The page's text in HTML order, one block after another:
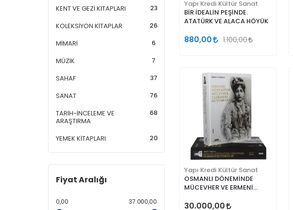
Yapı Kredi Kültür Sanat
BİR İDEALİN PEŞİNDE.
ATATÜRK VE ALACA HÖYÜK
880,00 1.100,00
Yapı Kredi Kültür Sanat
OSMANLI DÖNEMİNDE
MÜCEVHER VE ERMENİ
30.000,00
KENT VE GEZİ KİTAPLARI 23
KOLEKSİYON KİTAPLAR 26
MİMARİ 6
MÜZİK 7
SAHAF 37
SANAT 76
TARİH-İNCELEME VE
ARAŞTIRMA
68
YEMEK KİTAPLARI 20
Fiyat Aralığı
0,00 37.000,00